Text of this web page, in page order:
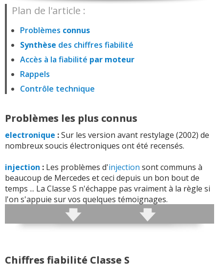
Plan de l'article :
Problèmes connus
Synthèse des chiffres fiabilité
Accès à la fiabilité par moteur
Rappels
Contrôle technique
Problèmes les plus connus
electronique :Sur les version avant restylage (2002) de
nombreux soucis électroniques ont été recensés.
injection : Les problèmes d'injection sont communs à
beaucoup de Mercedes et ceci depuis un bon bout de
temps ... La Classe S n'échappe pas vraiment à la règle si
l'on s'appuie sur vos quelques témoignages.
Chiffres fiabilité Classe S